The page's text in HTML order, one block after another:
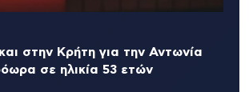
στην Κρήτη για την Αντωνία
σε ηλικία 53 ετών